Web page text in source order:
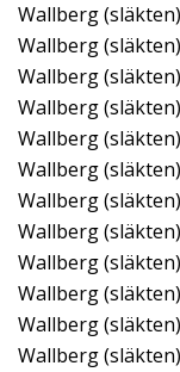
Wallberg
Wallberg (släkten)
Wallberg (släkten)
Wallberg
Wallberg
Wallberg
Wallberg
Wallberg (släkten)
Wallberg
Wallberg
Wallberg
Wallberg